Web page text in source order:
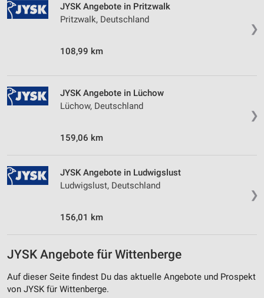
❯
JYSK Angebote in Pritzwalk
Pritzwalk, Deutschland
108,99 km
❯
JYSK Angebote in Lüchow
Lüchow, Deutschland
159,06 km
❯
JYSK Angebote in Ludwigslust
Ludwigslust, Deutschland
156,01 km
JYSK Angebote für Wittenberge
Auf dieser Seite findest Du das aktuelle Angebote und Prospekt
von JYSK für Wittenberge.
Notwendig